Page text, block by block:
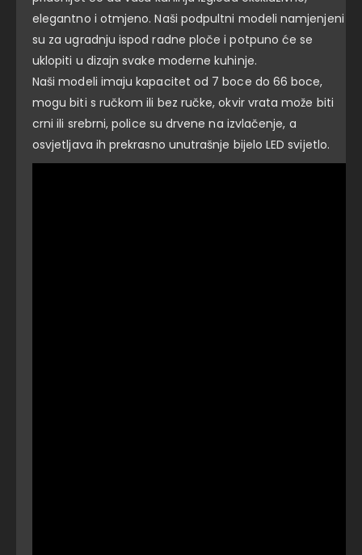
elegantno i otmjeno. Naši podpultni modeli namjenjeni
su za ugradnju ispod radne ploče i potpuno će se
uklopiti u dizajn svake moderne kuhinje.
Naši modeli imaju kapacitet od 7 boce do 66 boce,
mogu biti s ručkom ili bez ručke, okvir vrata može biti
crni ili srebrni, police su drvene na izvlačenje, a
osvjetljava ih prekrasno unutrašnje bijelo LED svijetlo.